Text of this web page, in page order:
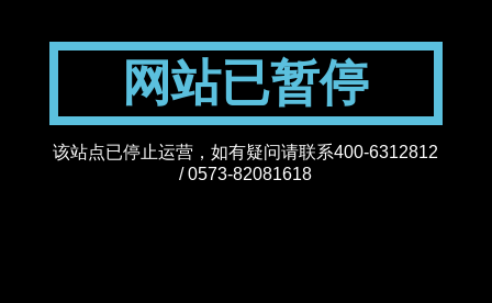
网站已暂停
该站点已停止运营，如有疑问请联系400-6312812
/ 0573-82081618